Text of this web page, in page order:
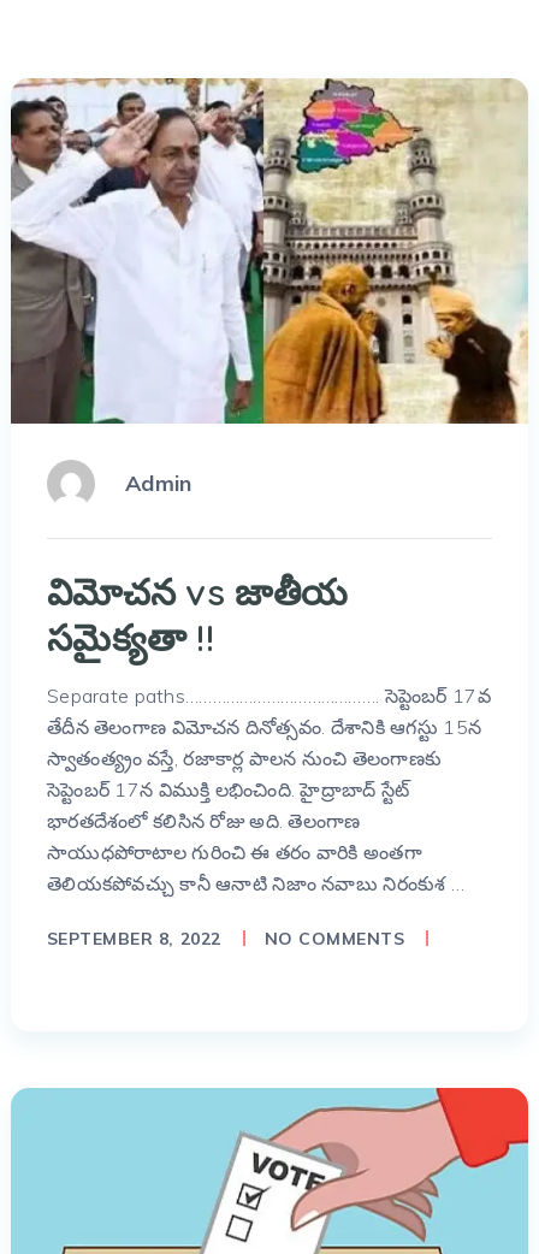
Admin
విమోచన vs జాతీయ
సమైక్యతా !!
Separate paths……………………………………. సెప్టెంబర్ 17వ
తేదీన తెలంగాణ విమోచన దినోత్సవం. దేశానికి ఆగస్టు 15న
స్వాతంత్య్రం వస్తే, రజాకార్ల పాలన నుంచి తెలంగాణకు
సెప్టెంబర్ 17న విముక్తి లభించింది. హైద్రాబాద్‌ స్టేట్‌
భారతదేశంలో కలిసిన రోజు అది. తెలంగాణ
సాయుధపోరాటాల గురించి ఈ తరం వారికి అంతగా
తెలియకపోవచ్చు కానీ ఆనాటి నిజాం నవాబు నిరంకుశ …
SEPTEMBER 8, 2022 NO COMMENTS